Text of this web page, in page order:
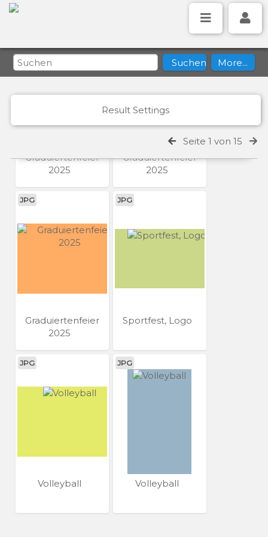
Result Settings
Seite 1 von 15
Graduiertenfeier
2025
Graduiertenfeier
2025
JPG
Graduiertenfeier
2025
JPG
Sportfest, Logo
JPG
Volleyball
JPG
Volleyball